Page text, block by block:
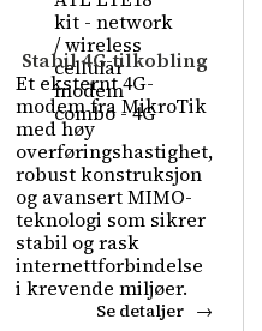
Stabil 4G-tilkobling
Et eksternt 4G-
modem fra MikroTik
med høy
overføringshastighet,
robust konstruksjon
og avansert MIMO-
teknologi som sikrer
stabil og rask
internettforbindelse
i krevende miljøer.
Se detaljer